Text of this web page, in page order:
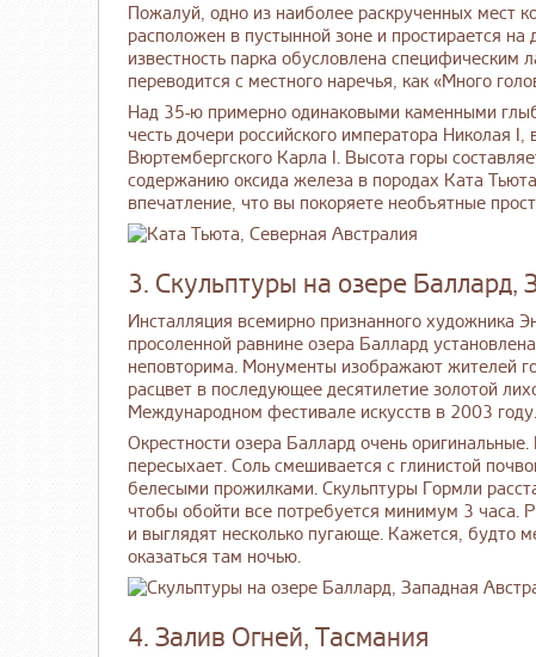
Пожалуй, одно из наиболее раскрученных мест
расположен в пустынной зоне и простирается
известность парка обусловлена
переводится с местного наречья, как «Много
Над 35-ю примерно одинаковыми каменными
честь дочери российского императора Николая
Вюртембергского Карла I. Высота горы
содержанию оксида железа в породах Ката
впечатление, что вы покоряете необъятные
3. Скульптуры на озере Баллард,
Инсталляция всемирно признанного художника
просоленной равнине озера Баллард
неповторима. Монументы изображают жителей
расцвет в последующее десятилетие золотой
Международном фестивале искусств в 2003 году.
Окрестности озера Баллард очень
пересыхает. Соль смешивается с глинистой
белесыми прожилками. Скульптуры Гормли
чтобы обойти все потребуется минимум 3
и выглядят несколько пугающе. Кажется, будто
оказаться там ночью.
4. Залив Огней, Тасмания